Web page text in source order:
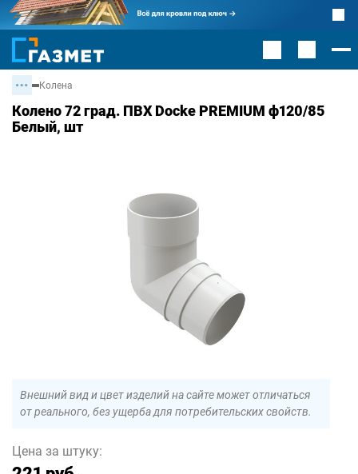
Колена
Колено 72 град. ПВХ Docke PREMIUM ф120/85
Белый, шт
Внешний вид и цвет изделий на сайте может отличаться
от реального, без ущерба для потребительских свойств.
Цена за штуку: